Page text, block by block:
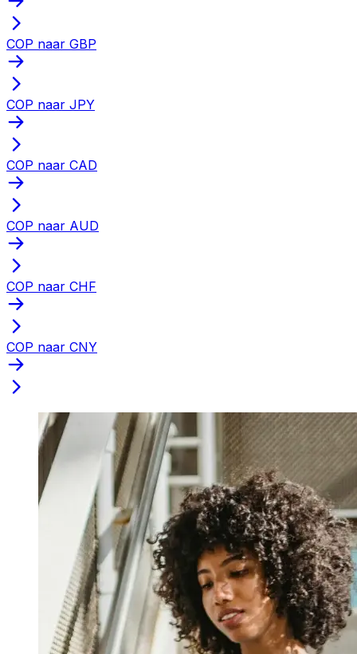
COP naar GBP
COP naar JPY
COP naar CAD
COP naar AUD
COP naar CHF
COP naar CNY